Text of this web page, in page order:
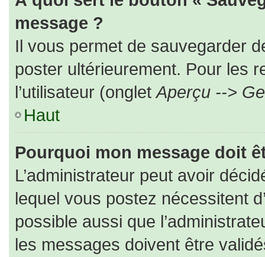
message ?
Il vous permet de sauvegarder
poster ultérieurement. Pour les
l’utilisateur (ongletAperçu -->
Haut
Pourquoi mon message doit
L’administrateur peut avoir
lequel vous postez nécessitent
possible aussi que
les messages doivent être